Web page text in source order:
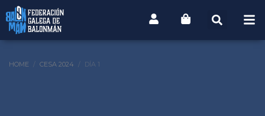
HOME CESA 2024 DÍA 1